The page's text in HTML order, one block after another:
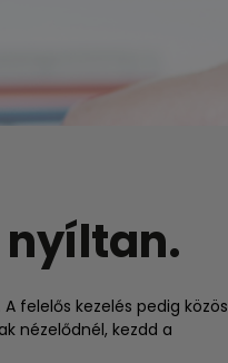
nyíltan.
felelős kezelés pedig közös
nézelődnél, kezdd a